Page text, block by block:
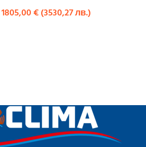
1805,00€(3530,27лв.)